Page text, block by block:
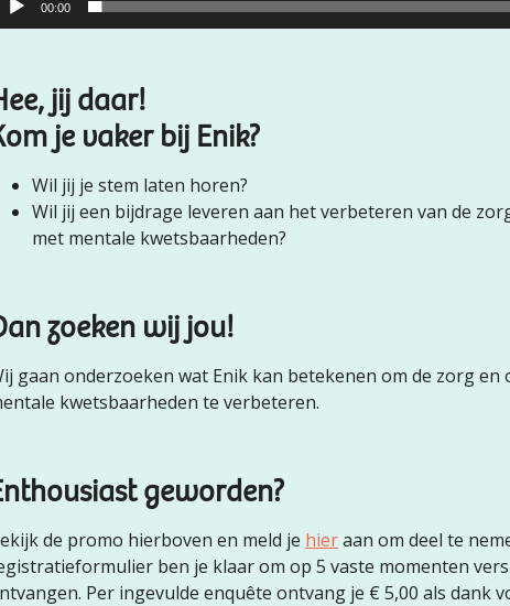
00:00
jij daar!
je vaker bij Enik?
Wil jij je stem laten horen?
Wil jij een bijdrage leveren aan het verbeteren van de
met mentale kwetsbaarheden?
zoeken wij jou!
gaan onderzoeken wat Enik kan betekenen om de zorg
kwetsbaarheden te verbeteren.
geworden?
de promo hierboven en meld je hieraan om deel te
ben je klaar om op 5 vaste momenten
Per ingevulde enquête ontvang je € 5,00 als dank